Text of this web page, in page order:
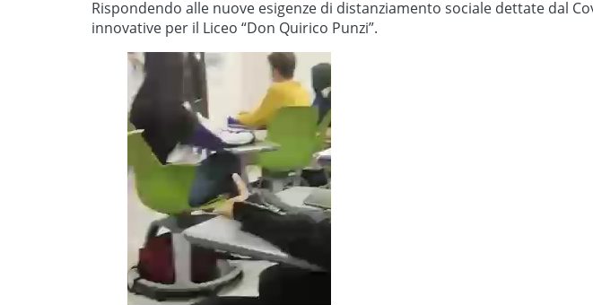
Rispondendo alle nuove esigenze di distanziamento sociale dettate dal
innovative per il Liceo “Don Quirico Punzi”.